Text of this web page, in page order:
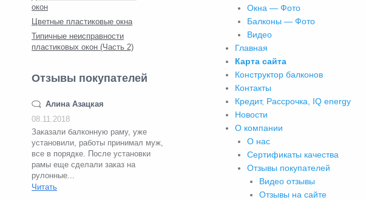
окон
Цветные пластиковые окна
Типичные неисправности
пластиковых окон (Часть 2)
Отзывы покупателей
Алина Азацкая
08.11.2018
Заказали балконную раму, уже
установили, работы принимал муж,
все в порядке. После установки
рамы еще сделали заказ на
рулонные...
Читать
Окна — Фото
Балконы — Фото
Видео
Главная
Карта сайта
Конструктор балконов
Контакты
Кредит, Рассрочка, IQ energy
Новости
О компании
О нас
Сертификаты качества
Отзывы покупателей
Видео отзывы
Отзывы на сайте